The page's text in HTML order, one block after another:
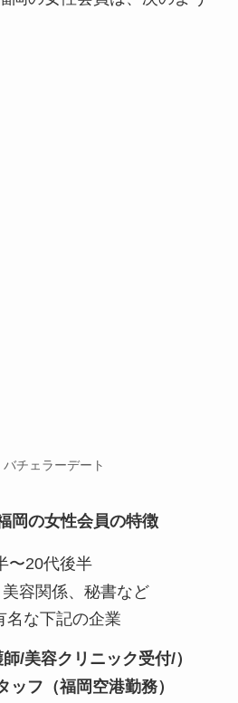
バチェラーデート
岡の女性会員の特徴
〜20代後半
容関係、秘書など
名な下記の企業
/美容クリニック受付/）
ッフ（福岡空港勤務）